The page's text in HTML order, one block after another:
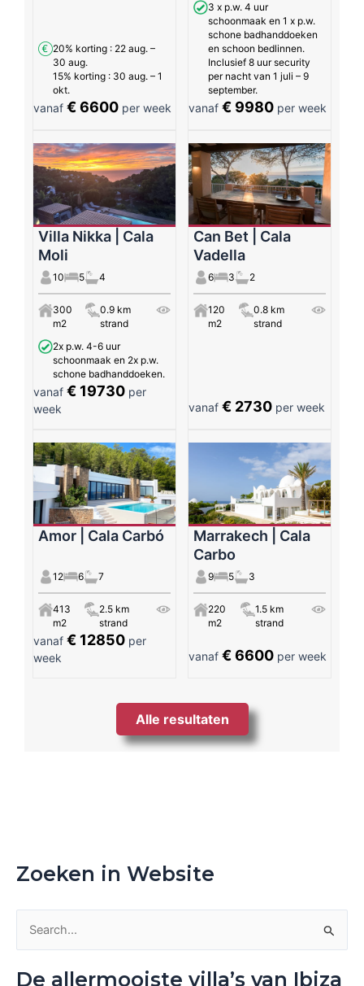
20% korting : 22 aug. –
30 aug.
15% korting : 30 aug. – 1
okt.
vanaf € 6600 per week
3 x p.w. 4 uur
schoonmaak en 1 x p.w.
schone badhanddoeken
en schoon bedlinnen.
Inclusief 8 uur security
per nacht van 1 juli – 9
september.
vanaf€ 9980 per week
Villa Nikka | Cala
Moli
10 5 4
300
m2
0.9 km
strand
2x p.w. 4-6 uur
schoonmaak en 2x p.w.
schone badhanddoeken.
vanaf € 19730 per
week
Can Bet | Cala
Vadella
6 3 2
120
m2
0.8 km
strand
vanaf€ 2730 per week
Amor | Cala Carbó
12 6 7
413
m2
2.5 km
strand
vanaf € 12850 per
week
Marrakech | Cala
Carbo
9 5 3
220
m2
1.5 km
strand
vanaf€ 6600 per week
Alle resultaten
Zoeken in Website
De allermooiste villa’s van Ibiza